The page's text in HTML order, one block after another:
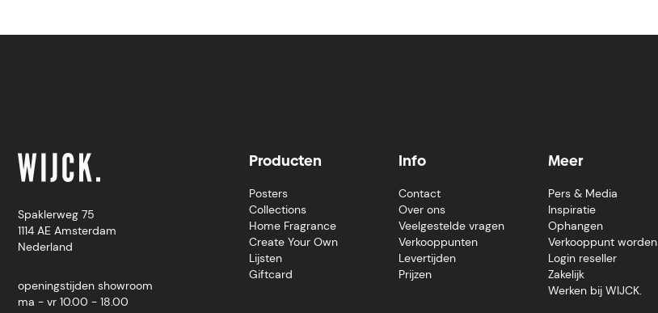
Spaklerweg 75
1114 AE Amsterdam
Nederland
openingstijden showroom
ma - vr 10.00 - 18.00
Producten
Posters
Collections
Home Fragrance
Create Your Own
Lijsten
Giftcard
Info
Contact
Over ons
Veelgestelde vragen
Verkooppunten
Levertijden
Prijzen
Meer
Pers & Media
Inspiratie
Ophangen
Verkooppunt worden
Login reseller
Zakelijk
Werken bij WIJCK.